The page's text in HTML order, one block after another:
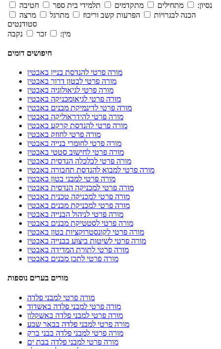
נסיון:
מתחילים מתקדמים תלמידי בית ספר
חטיבה
הכנה לבגרויות
הפרעות קשב וריכוז מתרגל
מרצה
סטודנטים
מין:
זכר נקבה
חיפושים דומים
מורה פרטי להנדסת בניין באבטין
מורה פרטי לבטון דרוך באבטין
מורה פרטי לגיאולוגיה באבטין
מורה פרטי לגיאומכניקה באבטין
מורה פרטי לדינמיקת מבנים באבטין
מורה פרטי להידראוליקה באבטין
מורה פרטי להנדסת קרקע באבטין
מורה פרטי לחוזק באבטין
מורה פרטי לחומרי בנייה באבטין
מורה פרטי לחישוב סטטי באבטין
מורה פרטי לכלכלה הנדסית באבטין
מורה פרטי למבוא להנדסת תחבורה באבטין
מורה פרטי למבני בטון באבטין
מורה פרטי למכניקה הנדסית באבטין
מורה פרטי למכניקה טכנית באבטין
מורה פרטי למכניקת מבנים באבטין
מורה פרטי לניהול הבנייה באבטין
מורה פרטי לסטטיקת מבנים באבטין
מורה פרטי לקונסטרוקציות בטון באבטין
מורה פרטי לשיטות ביצוע בבנייה באבטין
מורה פרטי לתורת המדידה באבטין
מורה פרטי לתכן מבנים באבטין
מורים בערים נוספות
מורה פרטי למבני פלדה
מורה פרטי למבני פלדה באשדוד
מורה פרטי למבני פלדה באשקלון
מורה פרטי למבני פלדה בבאר שבע
מורה פרטי למבני פלדה בבני ברק
מורה פרטי למבני פלדה בבת ים